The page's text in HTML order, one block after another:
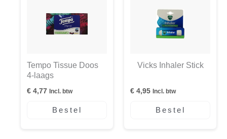
Tempo Tissue Doos
4-laags
€ 4,77 Incl. btw
Bestel
Vicks Inhaler Stick
€ 4,95 Incl. btw
Bestel